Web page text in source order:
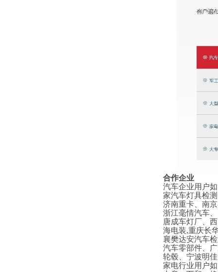
合作企业
汽车企业用户
家汽车灯具检
济南重卡、南
浙江毫情汽车
唐成车灯厂、
海电装,重庆长
襄樊达安汽车
汽车零部件、
轮毂、宁波明
家电行业用户